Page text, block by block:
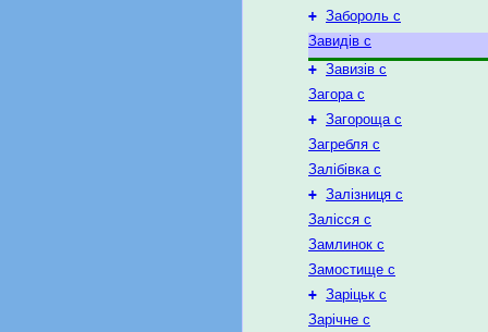
+ Забороль с
Завидів с
+ Завизів с
Загора с
+ Загороща с
Загребля с
Залібівка с
+ Залізниця с
Залісся с
Замлинок с
Замостище с
+ Заріцьк с
Зарічне с